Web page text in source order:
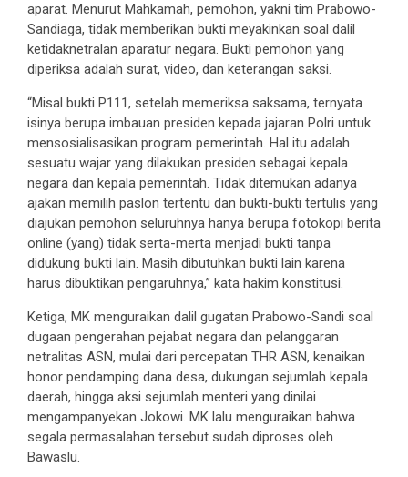
aparat. Menurut Mahkamah, pemohon, yakni tim Prabowo-
Sandiaga, tidak memberikan bukti meyakinkan soal dalil
ketidaknetralan aparatur negara. Bukti pemohon yang
diperiksa adalah surat, video, dan keterangan saksi.
“Misal bukti P111, setelah memeriksa saksama, ternyata
isinya berupa imbauan presiden kepada jajaran Polri untuk
mensosialisasikan program pemerintah. Hal itu adalah
sesuatu wajar yang dilakukan presiden sebagai kepala
negara dan kepala pemerintah. Tidak ditemukan adanya
ajakan memilih paslon tertentu dan bukti-bukti tertulis yang
diajukan pemohon seluruhnya hanya berupa fotokopi berita
online (yang) tidak serta-merta menjadi bukti tanpa
didukung bukti lain. Masih dibutuhkan bukti lain karena
harus dibuktikan pengaruhnya,” kata hakim konstitusi.
Ketiga, MK menguraikan dalil gugatan Prabowo-Sandi soal
dugaan pengerahan pejabat negara dan pelanggaran
netralitas ASN, mulai dari percepatan THR ASN, kenaikan
honor pendamping dana desa, dukungan sejumlah kepala
daerah, hingga aksi sejumlah menteri yang dinilai
mengampanyekan Jokowi. MK lalu menguraikan bahwa
segala permasalahan tersebut sudah diproses oleh
Bawaslu.